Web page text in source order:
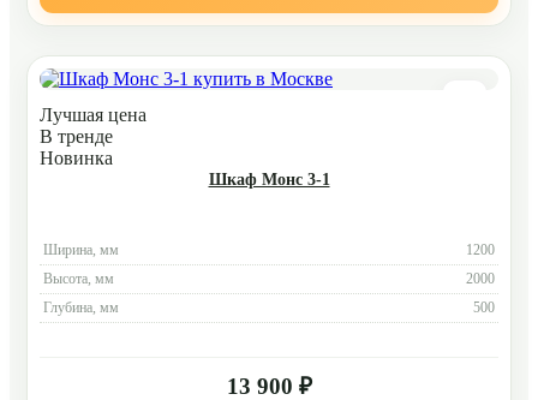
Лучшая цена
В тренде
Новинка
Шкаф Монс 3-1
Ширина, мм
1200
Высота, мм
2000
Глубина, мм
500
13 900 ₽